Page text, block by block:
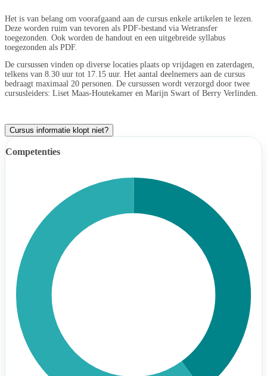
Het is van belang om voorafgaand aan de cursus enkele artikelen te lezen.
Deze worden ruim van tevoren als PDF-bestand via Wetransfer
toegezonden. Ook worden de handout en een uitgebreide syllabus
toegezonden als PDF.
De cursussen vinden op diverse locaties plaats op vrijdagen en zaterdagen,
telkens van 8.30 uur tot 17.15 uur. Het aantal deelnemers aan de cursus
bedraagt maximaal 20 personen. De cursussen wordt verzorgd door twee
cursusleiders: Liset Maas-Houtekamer en Marijn Swart of Berry Verlinden.
Cursus informatie klopt niet?
Competenties